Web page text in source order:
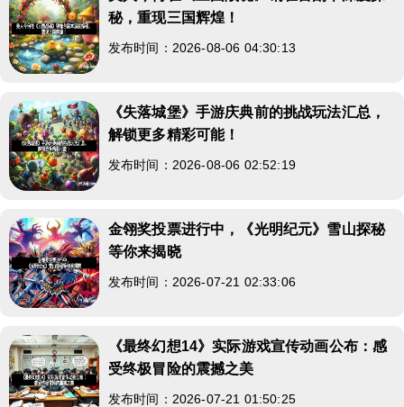
秘，重现三国辉煌！
发布时间：2026-08-06 04:30:13
《失落城堡》手游庆典前的挑战玩法汇总，
解锁更多精彩可能！
发布时间：2026-08-06 02:52:19
金翎奖投票进行中，《光明纪元》雪山探秘
等你来揭晓
发布时间：2026-07-21 02:33:06
《最终幻想14》实际游戏宣传动画公布：感
受终极冒险的震撼之美
发布时间：2026-07-21 01:50:25